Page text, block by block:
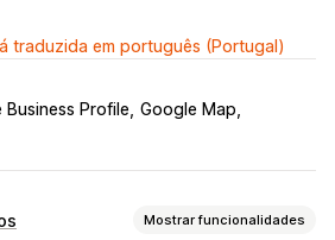
traduzida em português (Portugal)
Business Profile Google Map
Mostrar funcionalidades